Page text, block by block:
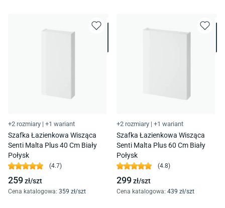
+2 rozmiary | +1 wariant
Szafka Łazienkowa Wisząca
Senti Malta Plus 40 Cm Biały
Połysk
(4.7)
259zł/szt
Cena katalogowa: 359 zł/szt
+2 rozmiary | +1 wariant
Szafka Łazienkowa Wisząca
Senti Malta Plus 60 Cm Biały
Połysk
(4.8)
299zł/szt
Cena katalogowa: 439 zł/szt